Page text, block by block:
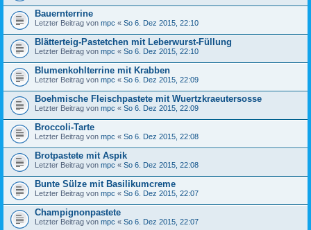
Bauernterrine
Letzter Beitrag von mpc « So 6. Dez 2015, 22:10
Blätterteig-Pastetchen mit Leberwurst-Füllung
Letzter Beitrag von mpc « So 6. Dez 2015, 22:10
Blumenkohlterrine mit Krabben
Letzter Beitrag von mpc « So 6. Dez 2015, 22:09
Boehmische Fleischpastete mit Wuertzkraeutersosse
Letzter Beitrag von mpc « So 6. Dez 2015, 22:09
Broccoli-Tarte
Letzter Beitrag von mpc « So 6. Dez 2015, 22:08
Brotpastete mit Aspik
Letzter Beitrag von mpc « So 6. Dez 2015, 22:08
Bunte Sülze mit Basilikumcreme
Letzter Beitrag von mpc « So 6. Dez 2015, 22:07
Champignonpastete
Letzter Beitrag von mpc « So 6. Dez 2015, 22:07